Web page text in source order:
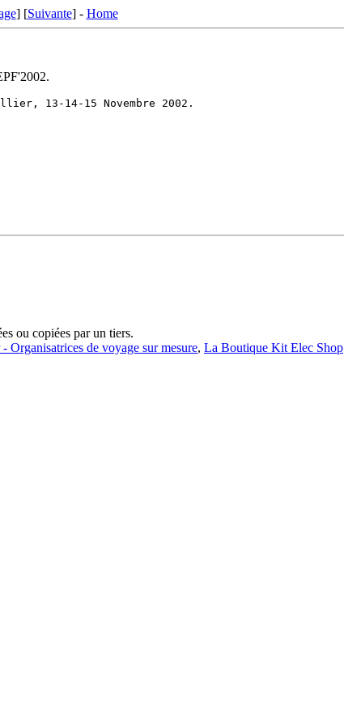
] [Suivante] - Home
ou copiées par un tiers.
Organisatrices de voyage sur mesure, La Boutique Kit Elec Shop